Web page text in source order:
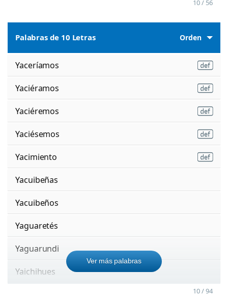
10 / 56
Palabras de 10 Letras Orden
Yaceríamos
Yaciéramos
Yaciéremos
Yaciésemos
Yacimiento
Yacuibeñas
Yacuibeños
Yaguaretés
Yaguarundi
Yaichihues
Ver más palabras
10 / 94